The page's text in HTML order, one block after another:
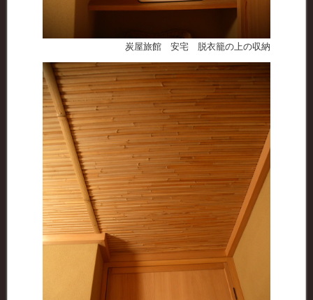
炭屋旅館 安宅 脱衣籠の上の収納